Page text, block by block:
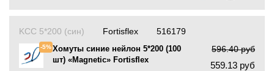
516179
KCC 5*200 (син)
-5%Хомуты синие нейлон 5*200 (100
шт) «Magnetic» Fortisflex
596.40 руб
559.13 руб
Fortisflex